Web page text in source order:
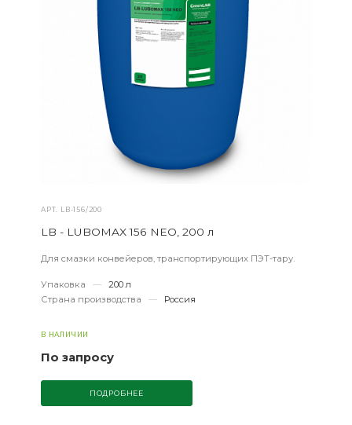
АРТ. LB-156/200
LB - LUBOMAX 156 NEO, 200 л
Для смазки конвейеров, транспортирующих ПЭТ-тару.
Упаковка —
200 л
Страна производства
— Россия
В НАЛИЧИИ
По запросу
ПОДРОБНЕЕ